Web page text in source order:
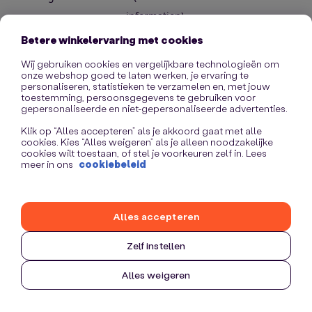
information).
Betere winkelervaring met cookies
Wij gebruiken cookies en vergelijkbare technologieën om
onze webshop goed te laten werken, je ervaring te
personaliseren, statistieken te verzamelen en, met jouw
toestemming, persoonsgegevens te gebruiken voor
gepersonaliseerde en niet-gepersonaliseerde advertenties.
Klik op “Alles accepteren” als je akkoord gaat met alle
cookies. Kies “Alles weigeren” als je alleen noodzakelijke
cookies wilt toestaan, of stel je voorkeuren zelf in. Lees
meer in ons cookiebeleid
Zelf instellen
Alles weigeren
Alles accepteren